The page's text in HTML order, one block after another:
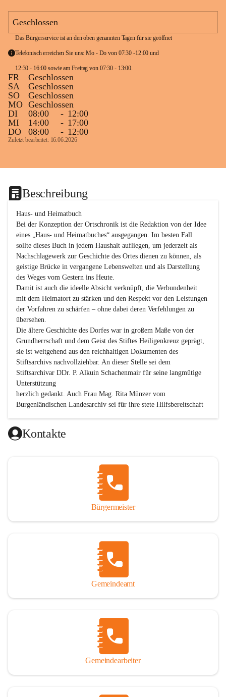
Geschlossen
Das Bürgerservice ist an den oben genannten Tagen für sie geöffnet
Telefonisch erreichen Sie uns: Mo - Do von 07:30 -12:00 und
FR
Geschlossen
SA
Geschlossen
SO
Geschlossen
MO Geschlossen
DI
08:00 - 12:00
MI
14:00 - 17:00
DO
08:00 - 12:00
Zuletzt bearbeitet: 16.06.2026
Beschreibung
Haus- und Heimatbuch
Bei der Konzeption der Ortschronik ist die Redaktion von der Idee
eines „Haus- und Heimatbuches“ ausgegangen. Im besten Fall
sollte dieses Buch in jedem Haushalt aufliegen, um jederzeit als
Nachschlagewerk zur Geschichte des Ortes dienen zu können, als
geistige Brücke in vergangene Lebenswelten und als Darstellung
des Weges vom Gestern ins Heute.
Damit ist auch die ideelle Absicht verknüpft, die Verbundenheit
mit dem Heimatort zu stärken und den Respekt vor den Leistungen
der Vorfahren zu schärfen – ohne dabei deren Verfehlungen zu
übersehen.
Die ältere Geschichte des Dorfes war in großem Maße von der
Grundherrschaft und dem Geist des Stiftes Heiligenkreuz geprägt,
sie ist weitgehend aus den reichhaltigen Dokumenten des
Stiftsarchivs nachvollziehbar. An dieser Stelle sei dem
Stiftsarchivar DDr. P. Alkuin Schachenmair für seine langmütige
Unterstützung
herzlich gedankt. Auch Frau Mag. Rita Münzer vom
Burgenländischen Landesarchiv sei für ihre stete Hilfsbereitschaft
Dank gilt den Textautoren dieser Chronik, dem kleinen
Redaktionsteam, für die gute Zusammenarbeit.
gedankt werden, die durch ihre Erinnerungen, Informationen und
durch das Überlassen von Fotos und Dokumenten zum Gesamtbild
dieses Buches wesentlich beigetragen haben.
Der Zeitdruck war enorm, um das Werk auch zeitgerecht für das
Jubiläumsjahr abschließen zu können. Daher mag um Nachsicht
Ausführlichkeit behandelt erscheinen, oder auch der eine oder
andere Fehler unterlief. Die Autoren haben nach ihren
individuellen Möglichkeiten mit bestem Wissen und Gewissen
Andreas Rohatsch wurde auf das System der Fußnoten verzichtet.
Wo eine genaue Quellenangabe sinnvoll und notwendig erschien,
sind die entsprechenden Quellenhinweise in den fließenden Text
eingearbeitet. Der leichteren Lesbarkeit halber ist auch von einer
streng gendergerechten Ausdrucksform Abstand genommen
Kontakte
Bürgermeister
Gemeindeamt
Gemeindearbeiter